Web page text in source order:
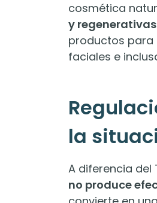
cosmética
y regenerativas
productos para
faciales e
la
A diferencia del
no produce